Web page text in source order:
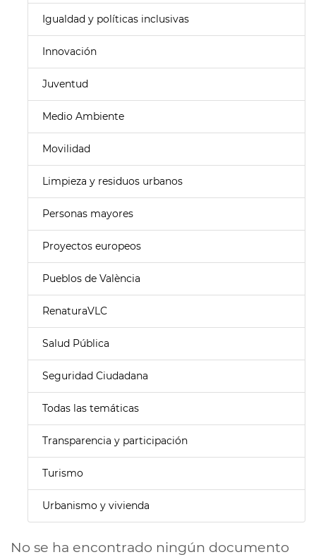
Igualdad y políticas inclusivas
Innovación
Juventud
Medio Ambiente
Movilidad
Limpieza y residuos urbanos
Personas mayores
Proyectos europeos
Pueblos de València
RenaturaVLC
Salud Pública
Seguridad Ciudadana
Todas las temáticas
Transparencia y participación
Turismo
Urbanismo y vivienda
No se ha encontrado ningún documento